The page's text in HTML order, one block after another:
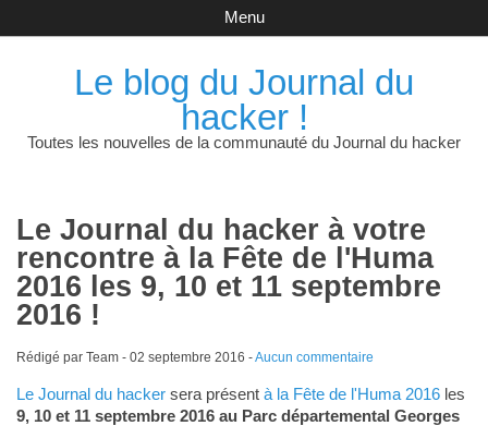
Le blog du Journal du
hacker !
Toutes les nouvelles de la communauté du Journal du hacker
Menu
Le Journal du hacker à votre
rencontre à la Fête de l'Huma
2016 les 9, 10 et 11 septembre
2016 !
Rédigé par Team - 02 septembre 2016 -Aucun commentaire
Le Journal du hackersera présent à la Fête de l'Huma 2016les
9, 10 et 11 septembre 2016 au Parc départemental Georges